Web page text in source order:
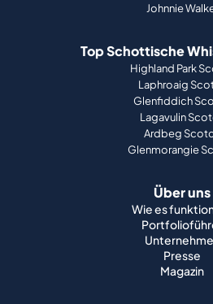
Johnnie
Top Schottische
Highland Park
Laphroaig
Glenfiddich
Lagavulin
Ardbeg
Glenmorangie
Über uns
Wie es
Presse
Magazin